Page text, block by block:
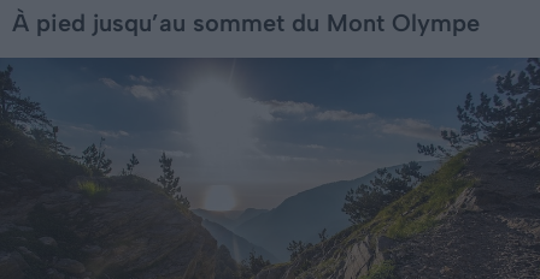
À pied jusqu’au sommet du Mont Olympe